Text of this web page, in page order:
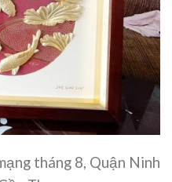
tháng 8, Quận Ninh